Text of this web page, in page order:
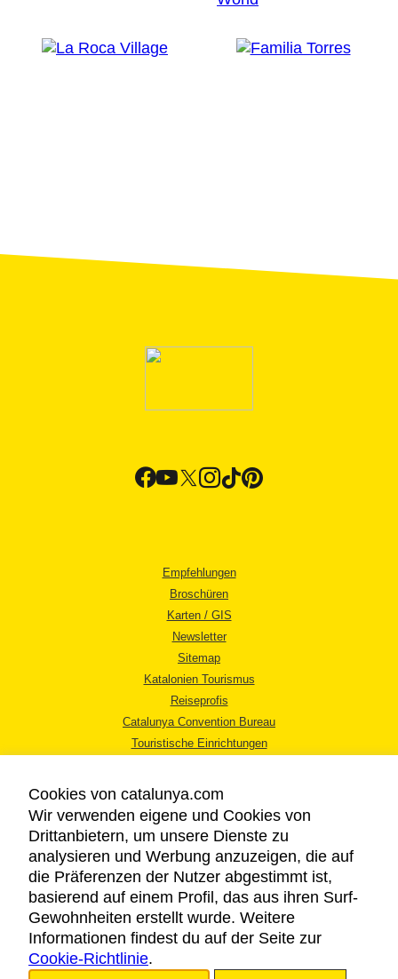
Empfehlungen
Broschüren
Karten / GIS
Newsletter
Sitemap
Katalonien Tourismus
Reiseprofis
Catalunya Convention Bureau
Touristische Einrichtungen
RECHTLICHER HINWEIS
DATENSCHUTZICHTLINIE
COOKIES
BARRIEREFREIHEIT
Cookies von catalunya.com
Wir verwenden eigene und Cookies von
Drittanbietern, um unsere Dienste zu
analysieren und Werbung anzuzeigen, die auf
die Präferenzen der Nutzer abgestimmt ist,
basierend auf einem Profil, das aus ihren Surf-
Gewohnheiten erstellt wurde. Weitere
Informationen findest du auf der Seite zur
Cookie-Richtlinie.